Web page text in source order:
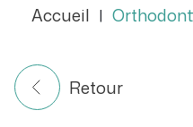
Retour
Accueil |